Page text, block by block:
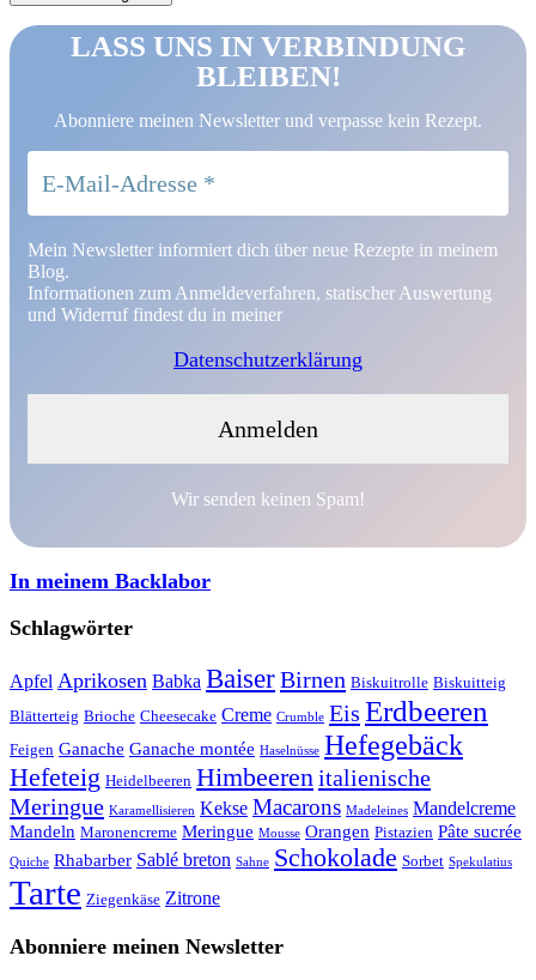
LASS UNS IN VERBINDUNG
BLEIBEN!
Abonniere meinen Newsletter und verpasse kein Rezept.
Mein Newsletter informiert dich über neue Rezepte in meinem
Blog.
Informationen zum Anmeldeverfahren, statischer Auswertung
und Widerruf findest du in meiner
Datenschutzerklärung
Wir senden keinen Spam!
In meinem Backlabor
Schlagwörter
Apfel Aprikosen Babka BaiserBirnen Biskuitrolle Biskuitteig
Blätterteig Brioche Cheesecake Creme Crumble Eis Erdbeeren
Feigen Ganache Ganache montée Haselnüsse Hefegebäck
Hefeteig Heidelbeeren Himbeerenitalienische
Meringue Karamellisieren Kekse Macarons Madeleines Mandelcreme
Mandeln Maronencreme Meringue Mousse Orangen Pistazien Pâte sucrée
Quiche Rhabarber Sablé breton Sahne Schokolade Sorbet Spekulatius
Tarte Ziegenkäse Zitrone
Abonniere meinen Newsletter